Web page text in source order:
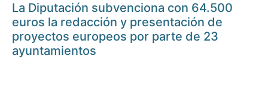
La Diputación subvenciona con 64.500
euros la redacción y presentación de
proyectos europeos por parte de 23
ayuntamientos